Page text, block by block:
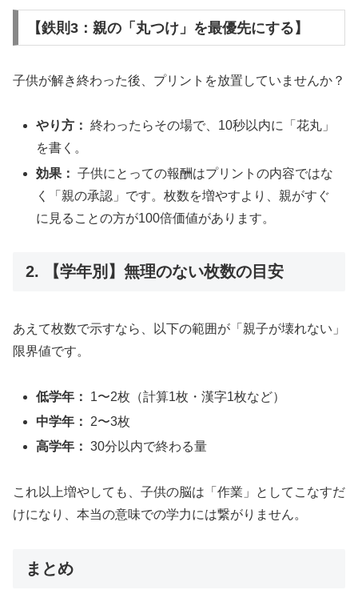
【鉄則3：親の「丸つけ」を最優先にする】
子供が解き終わった後、プリントを放置していませんか？
やり方： 終わったらその場で、10秒以内に「花丸」
を書く。
効果： 子供にとっての報酬はプリントの内容ではな
く「親の承認」です。枚数を増やすより、親がすぐ
に見ることの方が100倍価値があります。
2. 【学年別】無理のない枚数の目安
あえて枚数で示すなら、以下の範囲が「親子が壊れない」
限界値です。
低学年：
1〜2枚（計算1枚・漢字1枚など）
中学年：
2〜3枚
高学年： 30分以内で終わる量
これ以上増やしても、子供の脳は「作業」としてこなすだ
けになり、本当の意味での学力には繋がりません。
まとめ